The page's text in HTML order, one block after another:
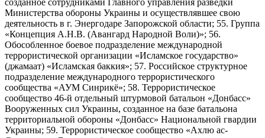
Министерства обороны Украины и осуществлявшее свою
деятельность в г. Энергодаре Запорожской области; 55. Группа
«Концепция А.Н.В. (Авангард Народной Воли)»; 56.
Обособленное боевое подразделение международной
террористической организации «Исламское государство»
(джамаат) «Исламская баккия»; 57. Российское структурное
подразделение международного террористического
сообщества «АУМ Синрикё»; 58. Террористическое
сообщество 46-й отдельный штурмовой батальон «Донбасс»
Вооруженных сил Украины, созданное на базе батальона
территориальной обороны «Донбасс» Национальной гвардии
Украины; 59. Террористическое сообщество «Ахлю ас-